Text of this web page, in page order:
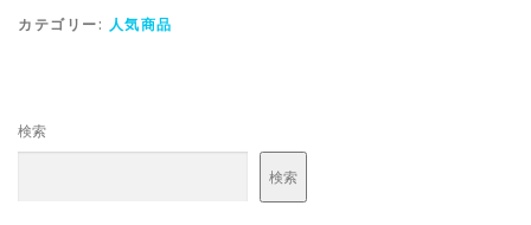
カテゴリー: 人気商品
検索
検索